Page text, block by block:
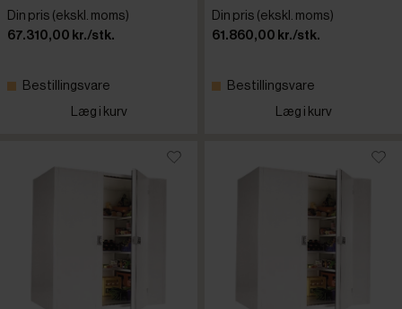
Din pris (ekskl. moms)
67.310,00 kr./stk.
Bestillingsvare
Læg i kurv
Din pris (ekskl. moms)
61.860,00 kr./stk.
Bestillingsvare
Læg i kurv